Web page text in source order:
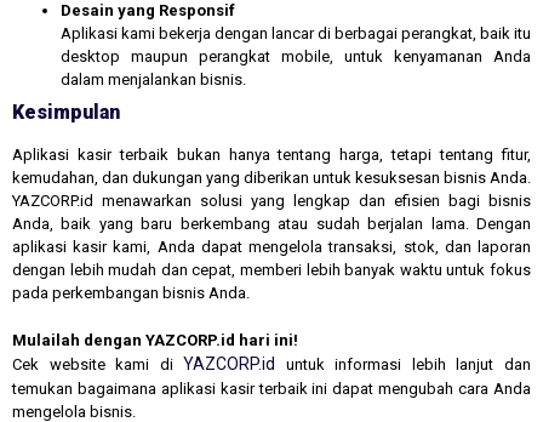
Desain yang Responsif
Aplikasi kami bekerja dengan lancar di berbagai perangkat, baik itu
desktop maupun perangkat mobile, untuk kenyamanan Anda
dalam menjalankan bisnis.
Kesimpulan
Aplikasi kasir terbaik bukan hanya tentang harga, tetapi tentang fitur,
kemudahan, dan dukungan yang diberikan untuk kesuksesan bisnis Anda.
YAZCORP.id menawarkan solusi yang lengkap dan efisien bagi bisnis
Anda, baik yang baru berkembang atau sudah berjalan lama. Dengan
aplikasi kasir kami, Anda dapat mengelola transaksi, stok, dan laporan
dengan lebih mudah dan cepat, memberi lebih banyak waktu untuk fokus
pada perkembangan bisnis Anda.
Mulailah dengan YAZCORP.id hari ini!
Cek website kami di YAZCORP.id
untuk informasi lebih lanjut dan
temukan bagaimana aplikasi kasir terbaik ini dapat mengubah cara Anda
mengelola bisnis.